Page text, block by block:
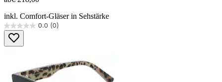
inkl. Comfort-Gläser in Sehstärke
0.0 (0)
0.0
von
5